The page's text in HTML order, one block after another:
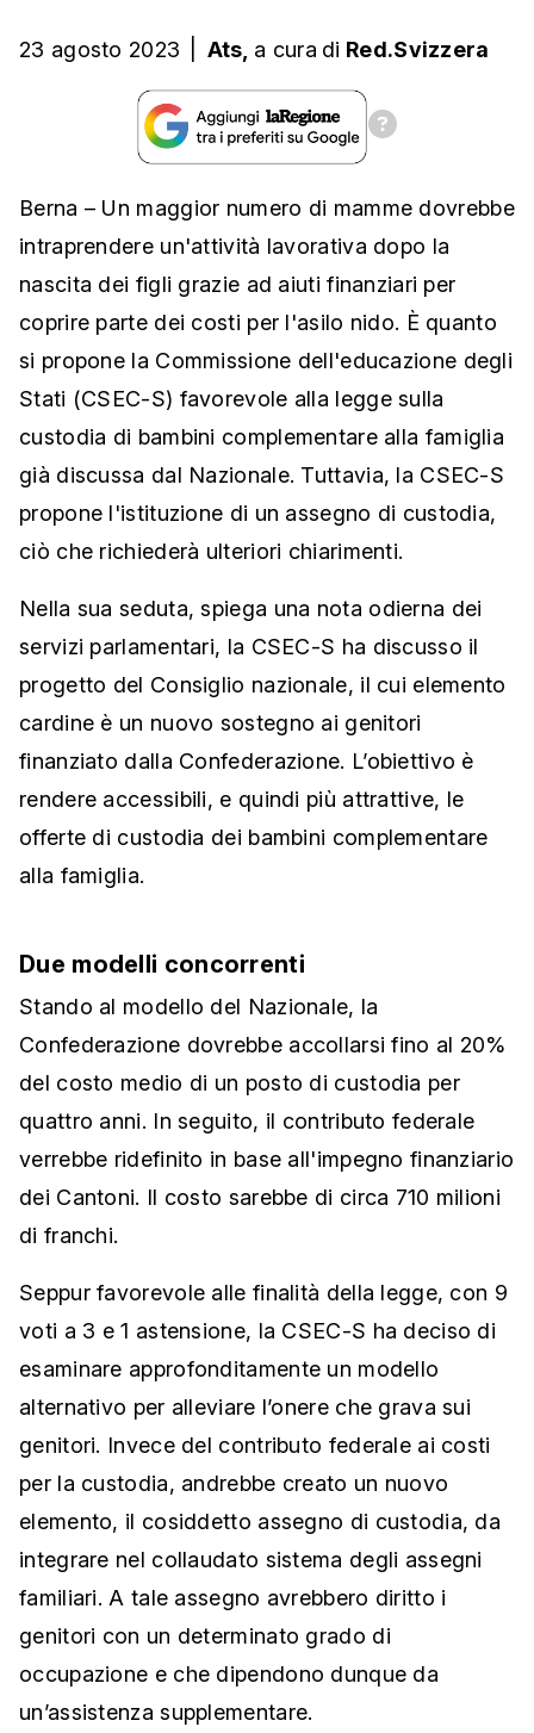
23 agosto 2023 Ats, a cura di Red.Svizzera
Berna – Un maggior numero di mamme dovrebbe
intraprendere un'attività lavorativa dopo la
nascita dei figli grazie ad aiuti finanziari per
coprire parte dei costi per l'asilo nido. È quanto
si propone la Commissione dell'educazione degli
Stati (CSEC-S) favorevole alla legge sulla
custodia di bambini complementare alla famiglia
già discussa dal Nazionale. Tuttavia, la CSEC-S
propone l'istituzione di un assegno di custodia,
ciò che richiederà ulteriori chiarimenti.
Nella sua seduta, spiega una nota odierna dei
servizi parlamentari, la CSEC-S ha discusso il
progetto del Consiglio nazionale, il cui elemento
cardine è un nuovo sostegno ai genitori
finanziato dalla Confederazione. L’obiettivo è
rendere accessibili, e quindi più attrattive, le
offerte di custodia dei bambini complementare
alla famiglia.
Due modelli concorrenti
Stando al modello del Nazionale, la
Confederazione dovrebbe accollarsi fino al 20%
del costo medio di un posto di custodia per
quattro anni. In seguito, il contributo federale
verrebbe ridefinito in base all'impegno finanziario
dei Cantoni. Il costo sarebbe di circa 710 milioni
di franchi.
Seppur favorevole alle finalità della legge, con 9
voti a 3 e 1 astensione, la CSEC-S ha deciso di
esaminare approfonditamente un modello
alternativo per alleviare l’onere che grava sui
genitori. Invece del contributo federale ai costi
per la custodia, andrebbe creato un nuovo
elemento, il cosiddetto assegno di custodia, da
integrare nel collaudato sistema degli assegni
familiari. A tale assegno avrebbero diritto i
genitori con un determinato grado di
occupazione e che dipendono dunque da
un’assistenza supplementare.